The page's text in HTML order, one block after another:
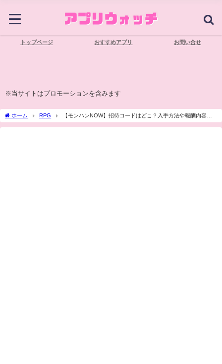
トップページ おすすめアプリ お問い合せ
※当サイトはプロモーションを含みます
ホーム RPG
【モンハンNOW】招待コードはどこ？入手方法や報酬内容に
ついて解説【モンハンナウ】